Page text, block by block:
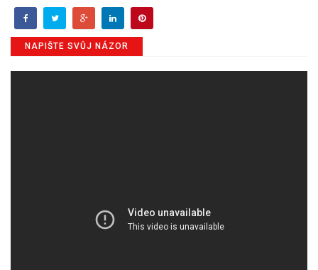
NAPIŠTE SVŮJ NÁZOR